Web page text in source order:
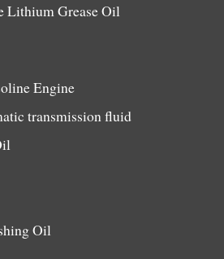
Lithium Grease Oil
Engine
transmission fluid
Oil